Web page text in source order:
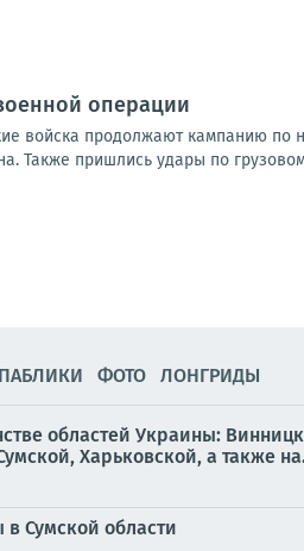
операции
войска продолжают кампанию
Также пришлись удары по
ПАБЛИКИ ФОТО ЛОНГРИДЫ
областей Украины:
Харьковской, а также
Сумской области